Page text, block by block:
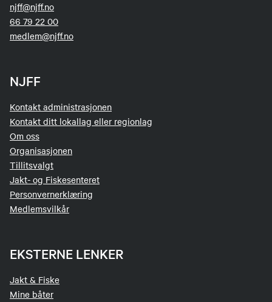
njff@njff.no
66 79 22 00
medlem@njff.no
NJFF
Kontakt administrasjonen
Kontakt ditt lokallag eller regionlag
Om oss
Organisasjonen
Tillitsvalgt
Jakt- og Fiskesenteret
Personvernerklæring
Medlemsvilkår
EKSTERNE LENKER
Jakt & Fiske
Mine båter